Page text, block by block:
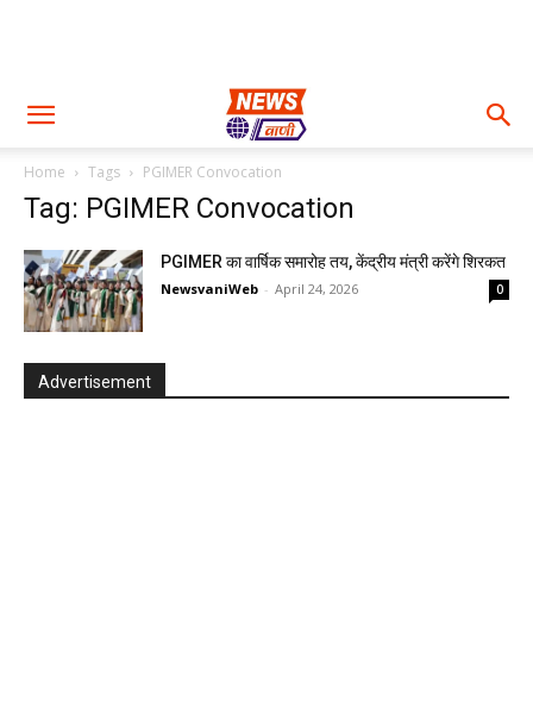
Home Tags PGIMER Convocation
Tag: PGIMER Convocation
PGIMER का वार्षिक समारोह तय, केंद्रीय मंत्री करेंगे शिरकत
NewsvaniWeb - April 24, 2026 0
Advertisement